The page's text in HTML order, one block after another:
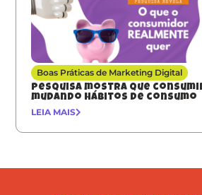
Boas Práticas de Marketing Digital
Pesquisa mostra que
mudando hábitos de consumo
LEIA MAIS